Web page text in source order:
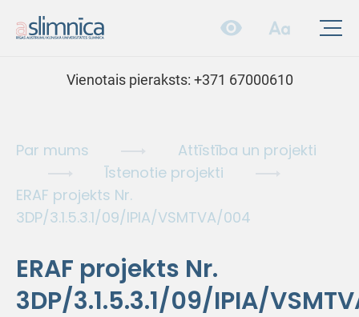
Vienotais pieraksts: +371 67000610
Par mums
Attīstība un projekti
Īstenotie projekti
ERAF projekts Nr.
3DP/3.1.5.3.1/09/IPIA/VSMTVA/004
ERAF projekts Nr.
3DP/3.1.5.3.1/09/IPIA/